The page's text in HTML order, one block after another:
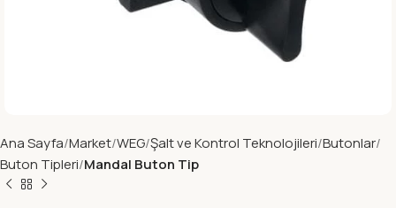
Ana Sayfa Market WEG Şalt ve Kontrol Teknolojileri Butonlar
Buton Tipleri Mandal Buton Tip